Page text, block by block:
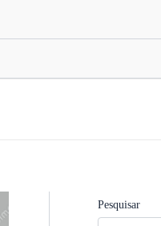
Pesquisar